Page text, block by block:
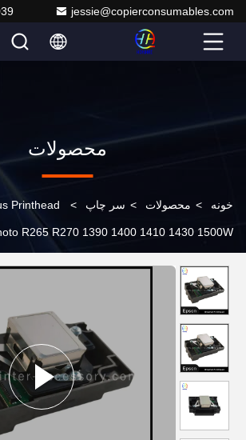
jessie@copierconsumables.com
محصولات
خونه > محصولات > سر چاپ >
R265 R270 1390 1400 1410 1430 1500W